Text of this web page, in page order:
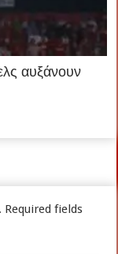
αυξάνουν
Required fields